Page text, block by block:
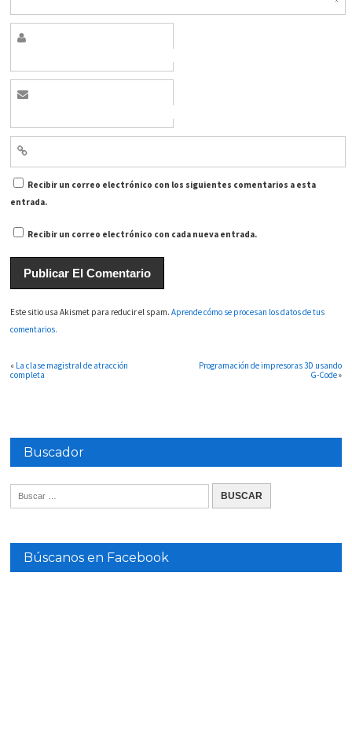
Recibir un correo electrónico con los siguientes comentarios a esta
entrada.
Recibir un correo electrónico con cada nueva entrada.
Este sitio usa Akismet para reducir el spam.Aprende cómo se procesan los datos de tus
comentarios.
« La clase magistral de atracción
completa
Programación de impresoras 3D usando
G-Code»
Buscador
Búscanos en Facebook